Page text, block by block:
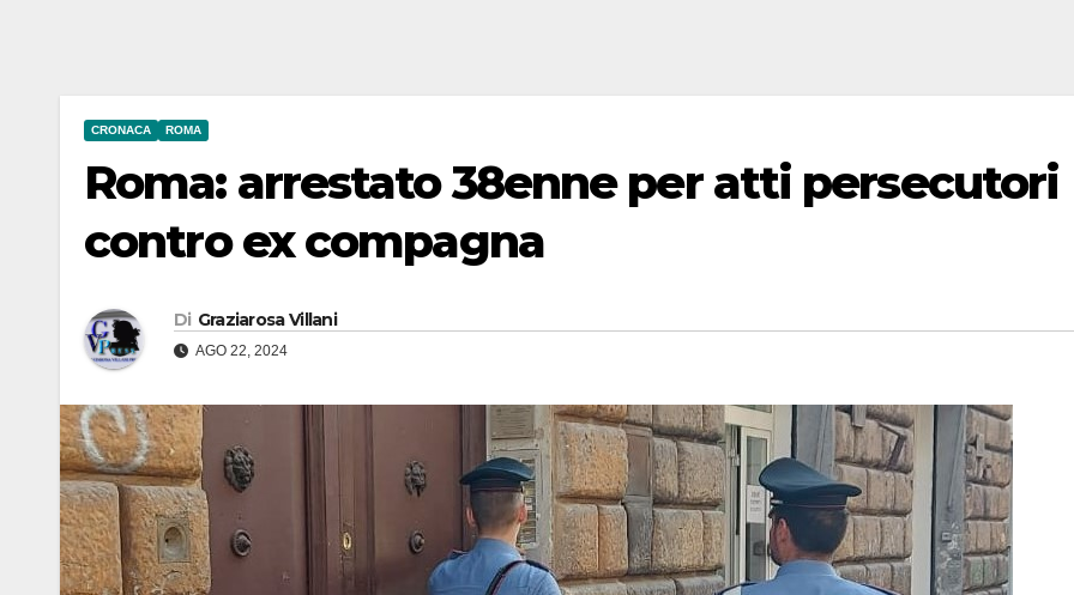
CRONACA ROMA
Roma: arrestato 38enne per atti persecutori
contro ex compagna
Di Graziarosa Villani
AGO 22, 2024